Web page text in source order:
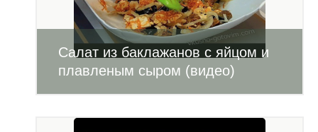
Салат из баклажанов с яйцом и
плавленым сыром (видео)